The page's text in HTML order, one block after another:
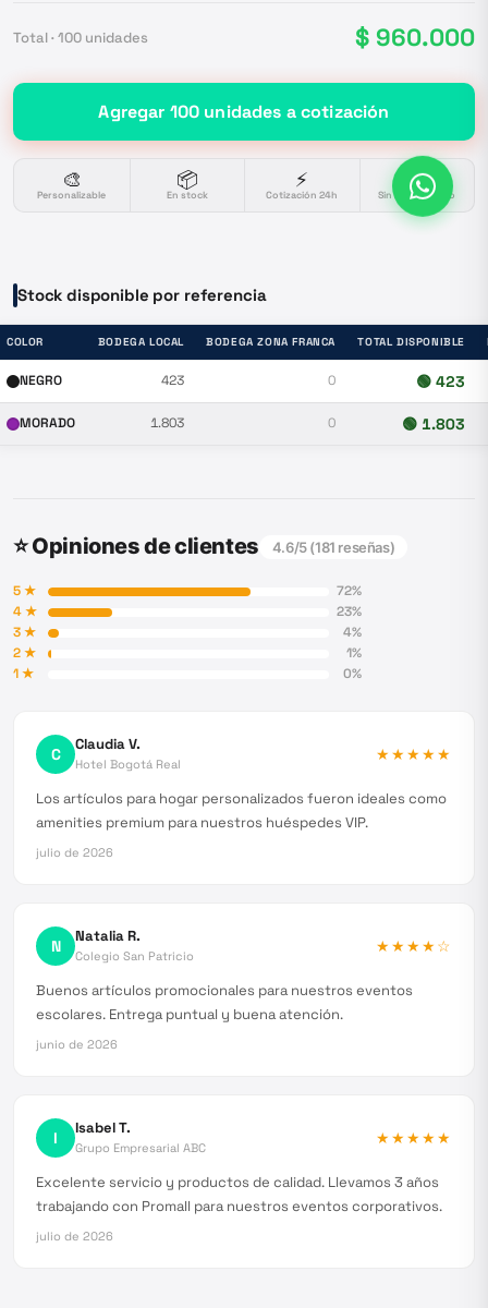
Total · 100 unidades $ 960.000
Agregar 100 unidades a cotización
🎨
Personalizable
📦
En stock
⚡
Cotización 24h
🔒
Sin compromiso
Stock disponible por referencia
COLOR BODEGA LOCAL BODEGA ZONA FRANCA TOTAL DISPONIBLE
NEGRO 423 0 🟢 423
MORADO 1.803 0 🟢 1.803
⭐ Opiniones de clientes 4.6/5 (181 reseñas)
5★ 72%
4★ 23%
3★ 4%
2★ 1%
1★ 0%
C Claudia V.
Hotel Bogotá Real
★★★★★
Los artículos para hogar personalizados fueron ideales como
amenities premium para nuestros huéspedes VIP.
julio de 2026
N Natalia R.
Colegio San Patricio
★★★★☆
Buenos artículos promocionales para nuestros eventos
escolares. Entrega puntual y buena atención.
junio de 2026
I Isabel T.
Grupo Empresarial ABC
★★★★★
Excelente servicio y productos de calidad. Llevamos 3 años
trabajando con Promall para nuestros eventos corporativos.
julio de 2026